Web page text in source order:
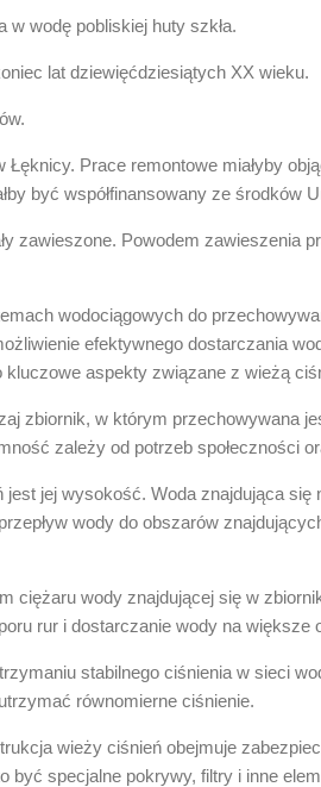
w wodę pobliskiej huty szkła.
lat dziewięćdziesiątych XX wieku.
Prace remontowe miałyby
być współfinansowany ze środków
zawieszone. Powodem zawieszenia
wodociągowych do
efektywnego dostarczania
aspekty związane z wieżą
zbiornik, w którym przechowywana
zależy od potrzeb społeczności
jej wysokość. Woda znajdująca się
wody do obszarów
ciężaru wody znajdującej się w
rur i dostarczanie wody na większe
stabilnego ciśnienia w sieci
równomierne ciśnienie.
wieży ciśnień obejmuje
specjalne pokrywy, filtry i inne